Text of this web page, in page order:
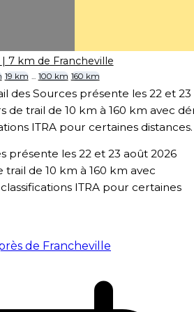
| 7 km de Francheville
19 km ... 100 km 160 km
des Sources présente les 22 et
de trail de 10 km à 160 km avec
ITRA pour certaines distances.
présente les 22 et 23 août 2026
de 10 km à 160 km avec
ITRA pour certaines
de Francheville